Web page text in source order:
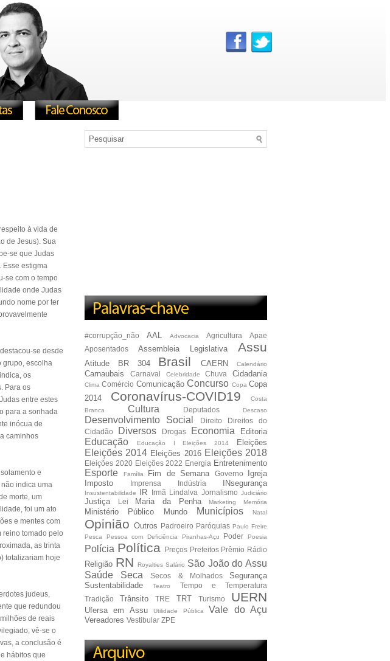
à vida de
de Jesus). Sua
se que Judas
Esse estigma
se com o tempo
onde Judas
nome por ter
se desde
grupo, escolha
os
Para os
entre estes
para a sonhada
inócua de
caminhos
e
indica uma
morte, um
foi um ato
e mentes com
reino tomado pelo
as trinta
totalizariam hoje
judeus,
que redundou
de reais
vê-se o
a conclusão é
hábitos que
#corrupção_não AAL Advocacia Agricultura
Apae
Aposentados
Assembleia Legislativa Assu
Atitude BR 304 Brasil CAERN Calendário
Carnaubais Carnaval Celebridade Chuva Cidadania
Clima Comércio Comunicação Concurso Copa Copa
2014
Coronavírus-COVID19
Costa
Branca
Cultura Deputados Descaso
Desenvolvimento Social Direito
Direitos do
Cidadão
Diversos Drogas Economia Editoria
Educação Educação I Eleições 2014 Eleições
Eleições 2014 Eleições 2016 Eleições 2018
Eleições 2020 Eleições 2022 Energia Entretenimento
Esporte Família Fim de Semana Governo
Igreja
Imposto
Imprensa Indústria INsegurança
Insustentabilidade IR Irmã Lindalva Jornalismo Judiciário
Justiça Lei Maria da Penha Marketing Memória
Ministério Público Mundo Municípios Natal
Opinião Outros Padroeiro Paróquias Paulo Freire
Pesca
Pessoa com Deficiência Piranhas-Açu Poder Poesia
Polícia Política Preços Prefeitos Prêmio Rádio
Religião RN Royalties Salário São João do Assu
Saúde
Seca Secos & Molhados
Segurança
Sustentabilidade
Teatro
Tempo e Temperatura
Tradição
Trânsito TRE TRT Turismo UERN
Ufersa em Assu Utilidade Pública Vale do Açu
Vereadores Vestibular ZPE